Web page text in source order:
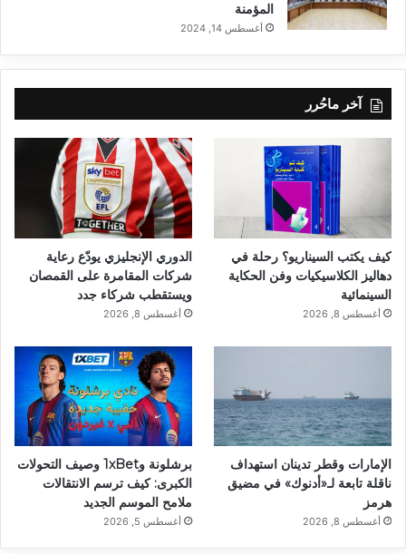
المؤمنة
أغسطس 14, 2024
آخر ماحُرر
كيف يكتب السيناريو؟ رحلة في
دهاليز الكلاسيكيات وفن الحكاية
السينمائية
أغسطس 8, 2026
الدوري الإنجليزي يودّع رعاية
شركات المقامرة على القمصان
ويستقطب شركاء جدد
أغسطس 8, 2026
الإمارات وقطر تدينان استهداف
ناقلة تابعة لـ«أدنوك» في مضيق
هرمز
أغسطس 8, 2026
برشلونة و1xBet وصيف التحولات
الكبرى: كيف ترسم الانتقالات
ملامح الموسم الجديد
أغسطس 5, 2026